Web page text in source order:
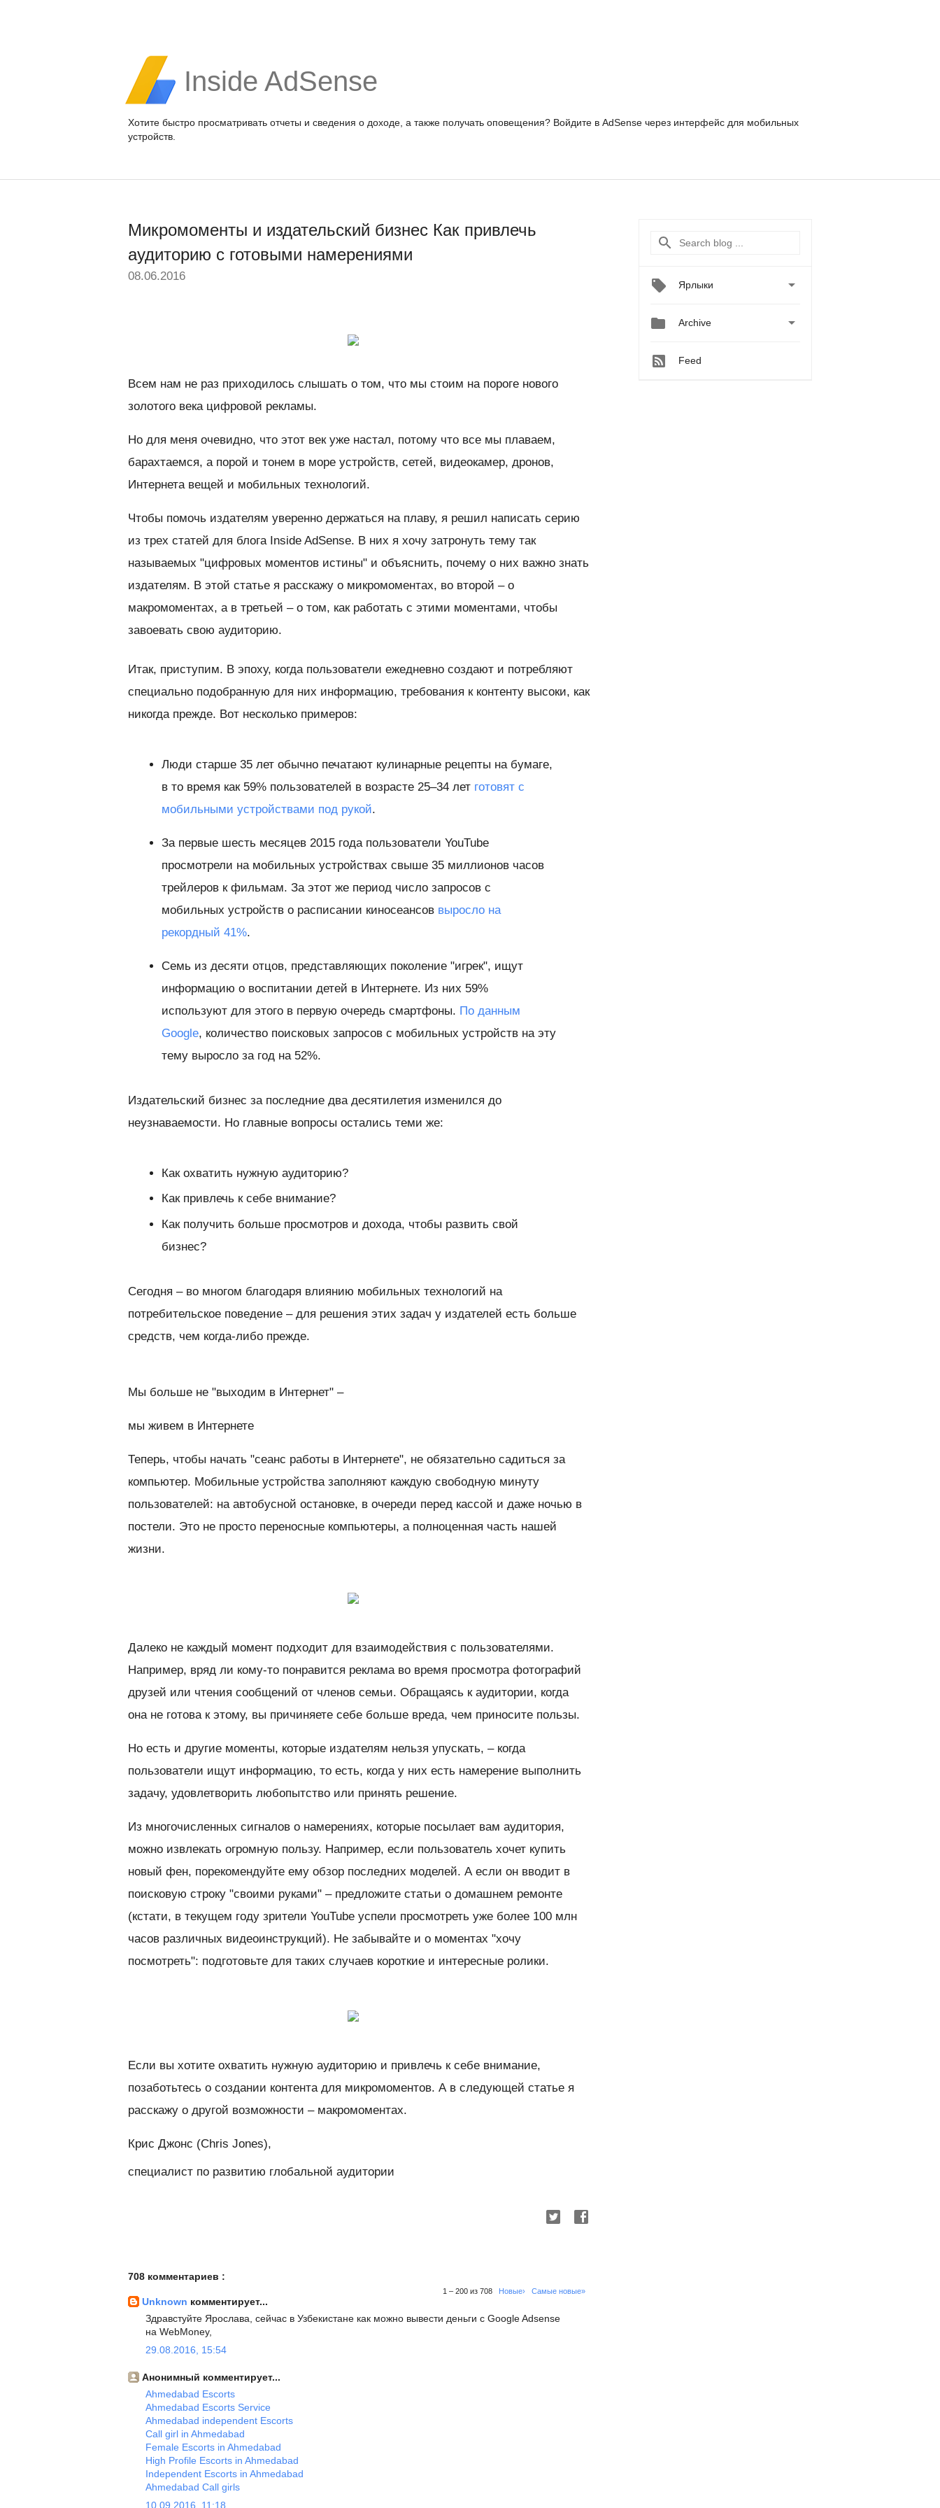
Inside AdSense
Хотите быстро просматривать отчеты и сведения о доходе, а также получать оповещения? Войдите в AdSense через интерфейс для мобильных
устройств.
Микромоменты и издательский бизнес Как привлечь
аудиторию с готовыми намерениями
08.06.2016
Всем нам не раз приходилось слышать о том, что мы стоим на пороге нового
золотого века цифровой рекламы.
Но для меня очевидно, что этот век уже настал, потому что все мы плаваем,
барахтаемся, а порой и тонем в море устройств, сетей, видеокамер, дронов,
Интернета вещей и мобильных технологий.
Чтобы помочь издателям уверенно держаться на плаву, я решил написать серию
из трех статей для блога Inside AdSense. В них я хочу затронуть тему так
называемых "цифровых моментов истины" и объяснить, почему о них важно знать
издателям. В этой статье я расскажу о микромоментах, во второй – о
макромоментах, а в третьей – о том, как работать с этими моментами, чтобы
завоевать свою аудиторию.
Итак, приступим. В эпоху, когда пользователи ежедневно создают и потребляют
специально подобранную для них информацию, требования к контенту высоки, как
никогда прежде. Вот несколько примеров:
Люди старше 35 лет обычно печатают кулинарные рецепты на бумаге,
в то время как 59% пользователей в возрасте 25–34 лет готовят с
мобильными устройствами под рукой.
За первые шесть месяцев 2015 года пользователи YouTube
просмотрели на мобильных устройствах свыше 35 миллионов часов
трейлеров к фильмам. За этот же период число запросов с
мобильных устройств о расписании киносеансов выросло на
рекордный 41%.
Семь из десяти отцов, представляющих поколение "игрек", ищут
информацию о воспитании детей в Интернете. Из них 59%
используют для этого в первую очередь смартфоны. По данным
Google, количество поисковых запросов с мобильных устройств на эту
тему выросло за год на 52%.
Издательский бизнес за последние два десятилетия изменился до
неузнаваемости. Но главные вопросы остались теми же:
Как охватить нужную аудиторию?
Как привлечь к себе внимание?
Как получить больше просмотров и дохода, чтобы развить свой
бизнес?
Сегодня – во многом благодаря влиянию мобильных технологий на
потребительское поведение – для решения этих задач у издателей есть больше
средств, чем когда-либо прежде.
Мы больше не "выходим в Интернет" –
мы живем в Интернете
Теперь, чтобы начать "сеанс работы в Интернете", не обязательно садиться за
компьютер. Мобильные устройства заполняют каждую свободную минуту
пользователей: на автобусной остановке, в очереди перед кассой и даже ночью в
постели. Это не просто переносные компьютеры, а полноценная часть нашей
жизни.
Далеко не каждый момент подходит для взаимодействия с пользователями.
Например, вряд ли кому-то понравится реклама во время просмотра фотографий
друзей или чтения сообщений от членов семьи. Обращаясь к аудитории, когда
она не готова к этому, вы причиняете себе больше вреда, чем приносите пользы.
Но есть и другие моменты, которые издателям нельзя упускать, – когда
пользователи ищут информацию, то есть, когда у них есть намерение выполнить
задачу, удовлетворить любопытство или принять решение.
Из многочисленных сигналов о намерениях, которые посылает вам аудитория,
можно извлекать огромную пользу. Например, если пользователь хочет купить
новый фен, порекомендуйте ему обзор последних моделей. А если он вводит в
поисковую строку "своими руками" – предложите статьи о домашнем ремонте
(кстати, в текущем году зрители YouTube успели просмотреть уже более 100 млн
часов различных видеоинструкций). Не забывайте и о моментах "хочу
посмотреть": подготовьте для таких случаев короткие и интересные ролики.
Если вы хотите охватить нужную аудиторию и привлечь к себе внимание,
позаботьтесь о создании контента для микромоментов. А в следующей статье я
расскажу о другой возможности – макромоментах.
Крис Джонс (Chris Jones),
специалист по развитию глобальной аудитории
708 комментариев :
1 – 200 из 708 Новые› Самые новые»
Unknown комментирует...
Здравстуйте Ярослава, сейчас в Узбекистане как можно вывести деньги с Google Adsense
на WebMoney,
29.08.2016, 15:54
Анонимный комментирует...
Ahmedabad Escorts
Ahmedabad Escorts Service
Ahmedabad independent Escorts
Call girl in Ahmedabad
Female Escorts in Ahmedabad
High Profile Escorts in Ahmedabad
Independent Escorts in Ahmedabad
Ahmedabad Call girls
10.09.2016, 11:18
Ярлыки 
 Archive 
Feed